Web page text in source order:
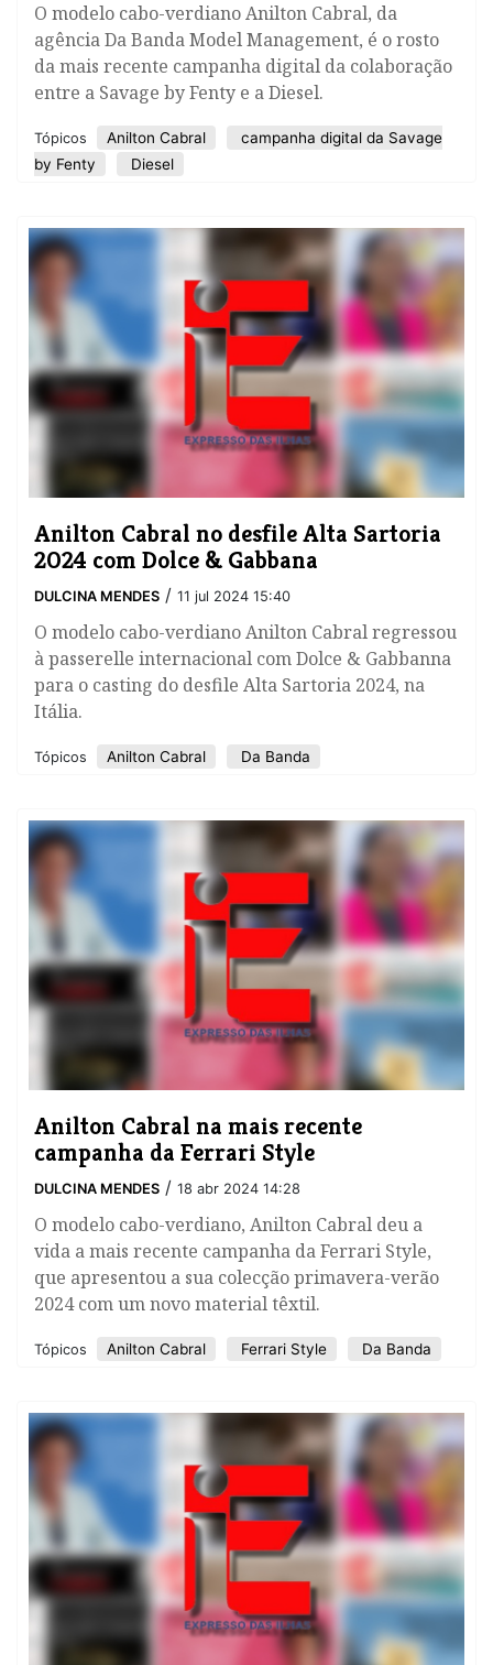
O modelo cabo-verdiano Anilton Cabral, da
agência Da Banda Model Management, é o rosto
da mais recente campanha digital da colaboração
entre a Savage by Fenty e a Diesel.
Tópicos ​Anilton Cabral
campanha digital da Savage
by Fenty
Diesel
​Anilton Cabral no desfile Alta Sartoria
2024 com Dolce & Gabbana
DULCINA MENDES / 11 jul 2024 15:40
O modelo cabo-verdiano Anilton Cabral regressou
à passerelle internacional com Dolce & Gabbanna
para o casting do desfile Alta Sartoria 2024, na
Itália.
Tópicos Anilton Cabral Da Banda
​Anilton Cabral na mais recente
campanha da Ferrari Style
DULCINA MENDES / 18 abr 2024 14:28
O modelo cabo-verdiano, Anilton Cabral deu a
vida a mais recente campanha da Ferrari Style,
que apresentou a sua colecção primavera-verão
2024 com um novo material têxtil.
Tópicos Anilton Cabral Ferrari Style Da Banda